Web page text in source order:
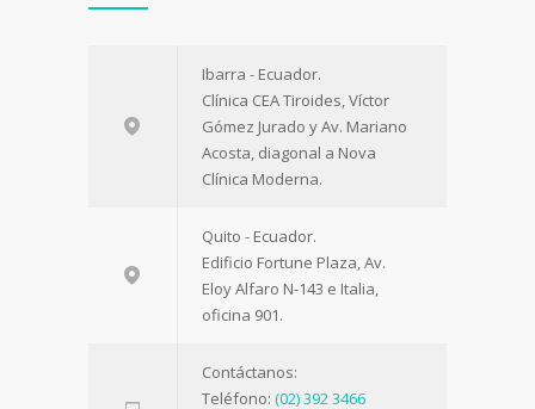
Ibarra - Ecuador.
Clínica CEA Tiroides, Víctor
Gómez Jurado y Av. Mariano
Acosta, diagonal a Nova
Clínica Moderna.
Quito - Ecuador.
Edificio Fortune Plaza, Av.
Eloy Alfaro N-143 e Italia,
oficina 901.
Contáctanos:
Teléfono: (02) 392 3466